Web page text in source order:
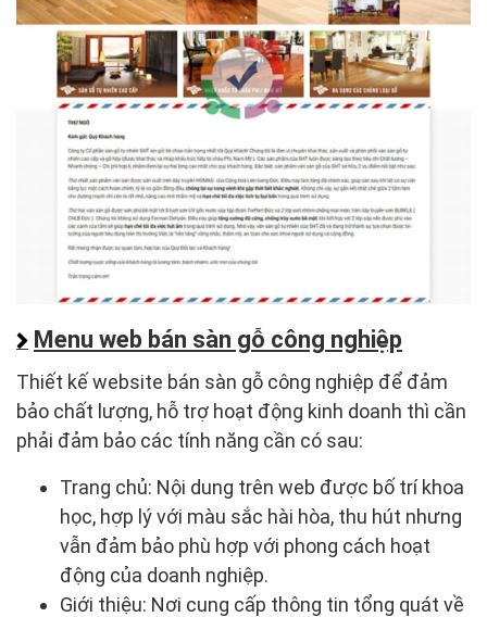
Menu web bán sàn gỗ công nghiệp
Thiết kế website bán sàn gỗ công nghiệp để đảm
bảo chất lượng, hỗ trợ hoạt động kinh doanh thì cần
phải đảm bảo các tính năng cần có sau:
Trang chủ: Nội dung trên web được bố trí khoa
học, hợp lý với màu sắc hài hòa, thu hút nhưng
vẫn đảm bảo phù hợp với phong cách hoạt
động của doanh nghiệp.
Giới thiệu: Nơi cung cấp thông tin tổng quát về